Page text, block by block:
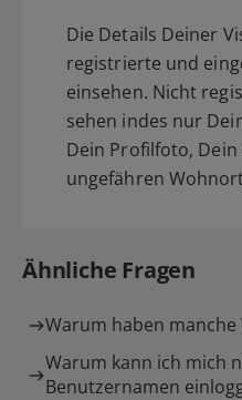
Die Details Deiner
registrierte und
einsehen. Nicht
sehen indes nur
Dein Profilfoto,
ungefähren
Ähnliche Fragen
Warum haben
Warum kann ich mich
Benutzernamen